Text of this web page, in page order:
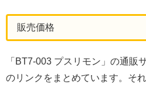
販売価格
「BT7-003 プスリモン」の通販
のリンクをまとめています。そ